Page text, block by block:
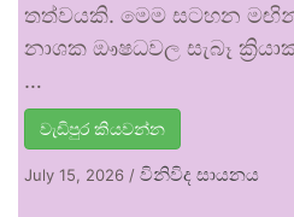
තත්වයකි. මෙම සටහන මඟින්
නාශක ඖෂධවල සැබෑ
…
වැඩිපුර කියවන්න
July 15, 2026 / විනිවිද සායනය